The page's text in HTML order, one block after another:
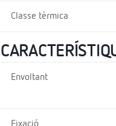
Classe tèrmica
Envoltant